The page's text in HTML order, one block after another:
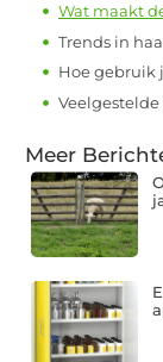
Wat maakt
Trends in
Hoe gebruik
Veelgestelde
Meer